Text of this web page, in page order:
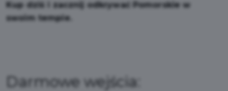
Kup dziś i zacznij odkrywać Pomorskie w
swoim tempie.
Darmowe wejścia: